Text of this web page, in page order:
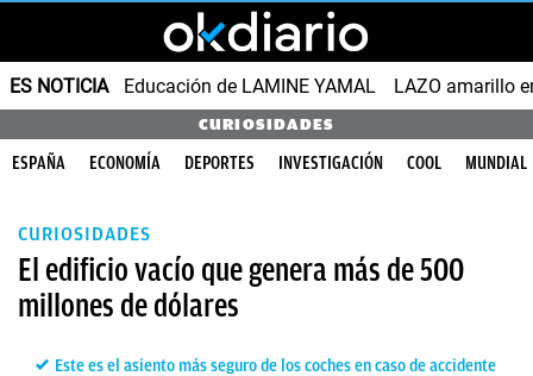
ES NOTICIA Educación de LAMINE YAMAL LAZO amarillo
CURIOSIDADES
ESPAÑA ECONOMÍA DEPORTES INVESTIGACIÓN COOL MUNDIAL
CURIOSIDADES
El edificio vacío que genera más de 500
millones de dólares
Este es el asiento más seguro de los coches en caso de accidente